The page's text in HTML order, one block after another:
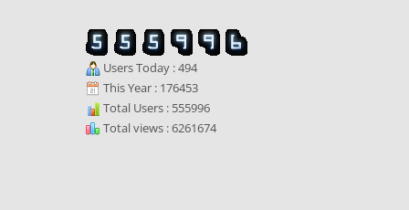
Users Today : 494
This Year : 176453
Total Users : 555996
Total views : 6261674